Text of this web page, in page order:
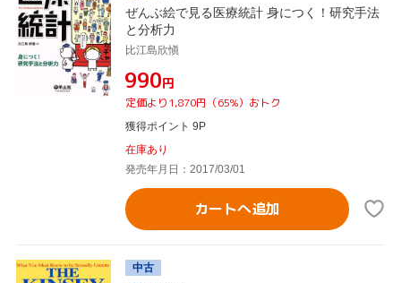
ぜんぶ絵で見る医療統計 身につく！研究手法
と分析力
比江島欣愼
¥990円
定価より1,870円（65%）おトク
獲得ポイント 9P
在庫あり
発売年月日：2017/03/01
カートへ追加
中古